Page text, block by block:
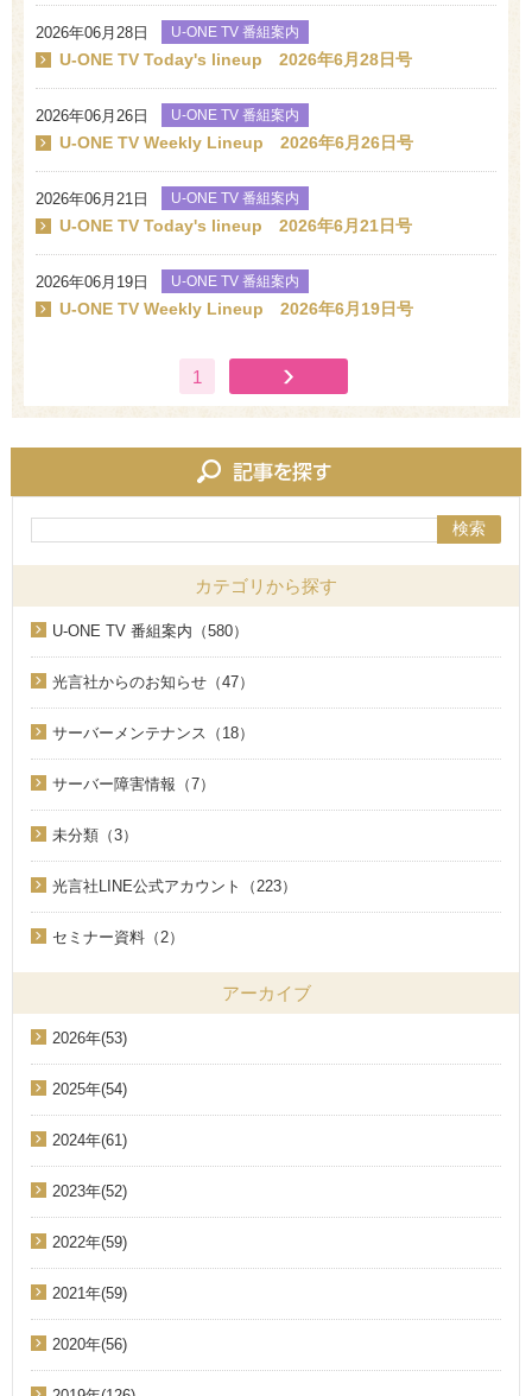
2026年06月28日 U-ONE TV 番組案内
U-ONE TV Today's lineup 2026年6月28日号
2026年06月26日 U-ONE TV 番組案内
U-ONE TV Weekly Lineup 2026年6月26日号
2026年06月21日 U-ONE TV 番組案内
U-ONE TV Today's lineup 2026年6月21日号
2026年06月19日 U-ONE TV 番組案内
U-ONE TV Weekly Lineup 2026年6月19日号
1
検索
カテゴリから探す
U-ONE TV 番組案内（580）
光言社からのお知らせ（47）
サーバーメンテナンス（18）
サーバー障害情報（7）
未分類（3）
光言社LINE公式アカウント（223）
セミナー資料（2）
アーカイブ
2026年(53)
2025年(54)
2024年(61)
2023年(52)
2022年(59)
2021年(59)
2020年(56)